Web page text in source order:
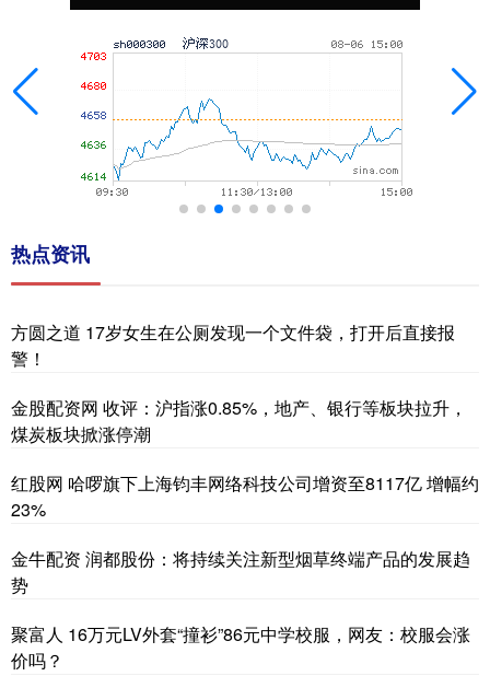
热点资讯
方圆之道 17岁女生在公厕发现一个文件袋，打开后直接报
警！
金股配资网 收评：沪指涨0.85%，地产、银行等板块拉升，
煤炭板块掀涨停潮
红股网 哈啰旗下上海钧丰网络科技公司增资至8117亿 增幅约
23%
金牛配资 润都股份：将持续关注新型烟草终端产品的发展趋
势
聚富人 16万元LV外套“撞衫”86元中学校服，网友：校服会涨
价吗？